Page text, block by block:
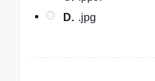
D. .jpg